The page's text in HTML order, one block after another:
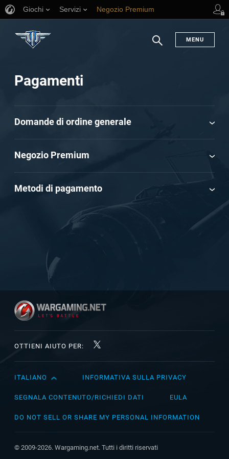
Giochi Servizi Negozio Premium
Ricerca
MENU
Pagamenti
Domande di ordine generale
Negozio Premium
Metodi di pagamento
OTTIENI AIUTO PER:
English
Čeština
Español (México)
ITALIANO INFORMATIVA SULLA PRIVACY
SEGNALA CONTENUTO/RICHIEDI DATI EULA
DO NOT SELL OR SHARE MY PERSONAL INFORMATION
© 2009-2026. Wargaming.net. Tutti i diritti riservati